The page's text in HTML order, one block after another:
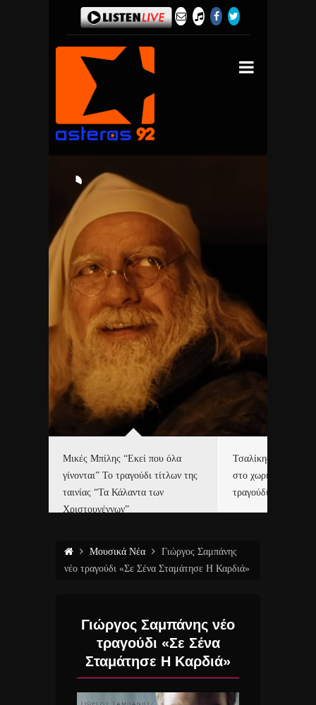
Μικές Μπίλης “Εκεί που όλα
γίνονται” Το τραγούδι τίτλων της
ταινίας “Τα Κάλαντα των
Χριστουγέννων”
Τσαλίκης,
στο χωριό του Άι
τραγούδι και video
Μουσικά Νέα
Γιώργος Σαμπάνης
νέο τραγούδι «Σε Σένα Σταμάτησε Η Καρδιά»
Γιώργος Σαμπάνης νέο
τραγούδι «Σε Σένα
Σταμάτησε Η Καρδιά»